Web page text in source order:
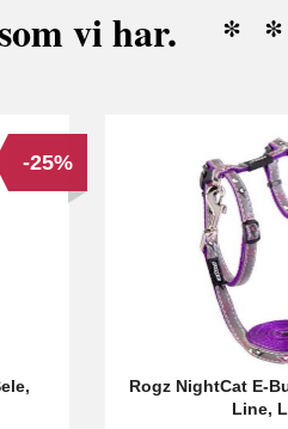
som vi har. *
-25%
Rogz NightCat E-
Line,